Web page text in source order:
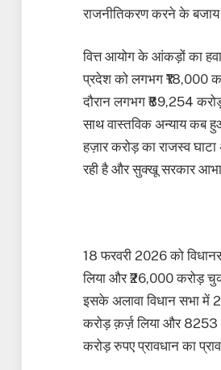
राजनीतिकरण करने के बजाय
वित्त आयोग के आंकड़ों का
प्रदेश को लगभग ₹18,000
दौरान लगभग ₹89,254
साथ वास्तविक अन्याय कब
हज़ार करोड़ का राजस्व
रही है और सुक्खू सरकार
18 फरवरी 2026 को
लिया और ₹26,000 करोड़
इसके अलावा विधान सभा में
करोड़ क़र्ज़ लिया और 8253
करोड़ रुपए प्रावधान का